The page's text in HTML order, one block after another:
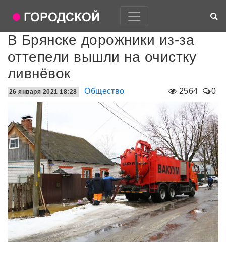
В Брянске дорожники из-за
оттепели вышли на очистку
ливнёвок
2564 0
26 января 2021 18:28 Общество